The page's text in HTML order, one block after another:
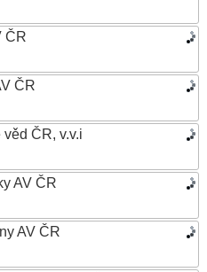
ČR
ČR
ČR, v.v.i
AV ČR
AV ČR